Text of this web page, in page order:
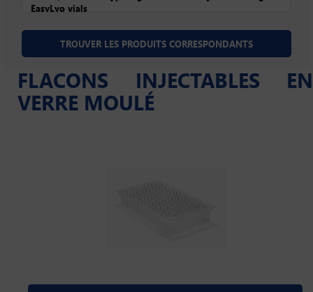
FLACONS INJECTABLES EN
VERRE MOULÉ